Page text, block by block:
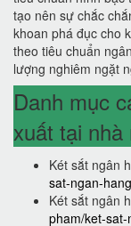
tạo nên sự chắc
khoan phá đục cho
theo tiêu chuẩn
lượng nghiêm ngặt
Danh mục
xuất tại nhà
Két sắt ngân
sat-ngan-
Két sắt ngân
pham/ket-